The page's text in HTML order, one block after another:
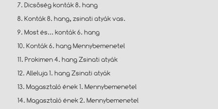
7. Dicsőség konták 8. hang
8. Konták 8. hang, zsinati atyák vas.
9. Most és... konták 6. hang
10. Konták 6. hang Mennybemenetel
11. Prokimen 4. hang Zsinati atyák
12. Alleluja 1. hang Zsinati atyák
13. Magasztaló ének 1. Mennybemenetel
14. Magasztaló ének 2. Mennybemenetel